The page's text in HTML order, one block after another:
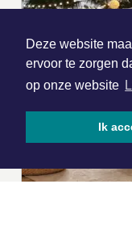
Deze website
ervoor te zorgen
op onze website
Ik